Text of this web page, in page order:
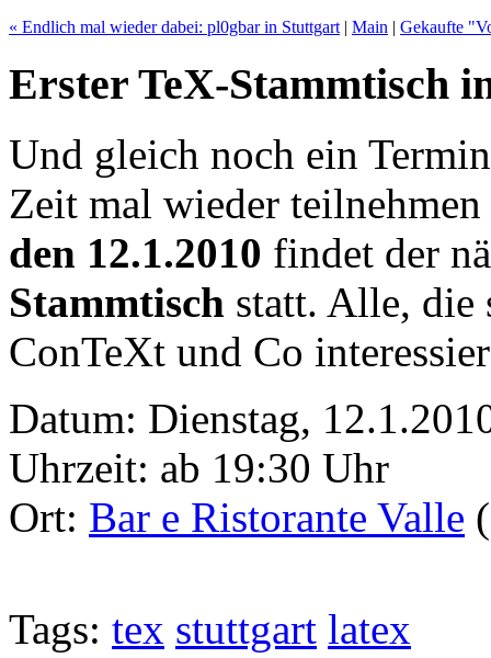
« Endlich mal wieder dabei: pl0gbar in Stuttgart | Main | Gekaufte
Erster TeX-Stammtisch
Und gleich noch ein
Zeit mal wieder
den 12.1.2010 findet der
Stammtisch statt. Alle, die
ConTeXt und Co
Datum: Dienstag,
Uhrzeit: ab 19:30 Uhr
Ort: Bar e Ristorante Valle
Tags: tex stuttgart latex